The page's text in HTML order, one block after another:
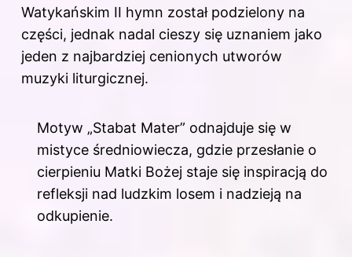
Watykańskim II hymn został podzielony na
części, jednak nadal cieszy się uznaniem jako
jeden z najbardziej cenionych utworów
muzyki liturgicznej.
Motyw „Stabat Mater” odnajduje się w
mistyce średniowiecza, gdzie przesłanie o
cierpieniu Matki Bożej staje się inspiracją do
refleksji nad ludzkim losem i nadzieją na
odkupienie.